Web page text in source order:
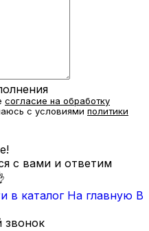
согласие на обработку
с условиями политики
с вами и ответим
в каталог На главную В
звонок